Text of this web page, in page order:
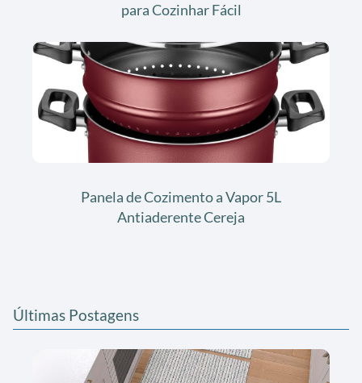
para Cozinhar Fácil
Panela de Cozimento a Vapor 5L
Antiaderente Cereja
Últimas Postagens